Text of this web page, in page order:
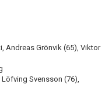
Grönvik (65), Viktor
Svensson (76),